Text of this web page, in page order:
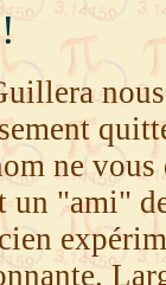
ne
un "ami"